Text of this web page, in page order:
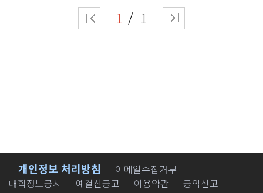
1 1
바로가기
개인정보 처리방침
이메일수집거부
대학정보공시
예결산공고 이용약관 공익신고